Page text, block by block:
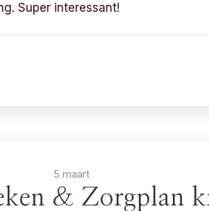
Super interessant!
5 maart
& Zorgplan